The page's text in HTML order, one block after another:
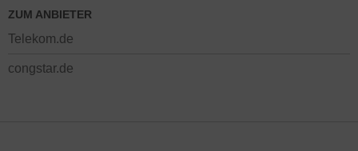
ZUM ANBIETER
Telekom.de
congstar.de